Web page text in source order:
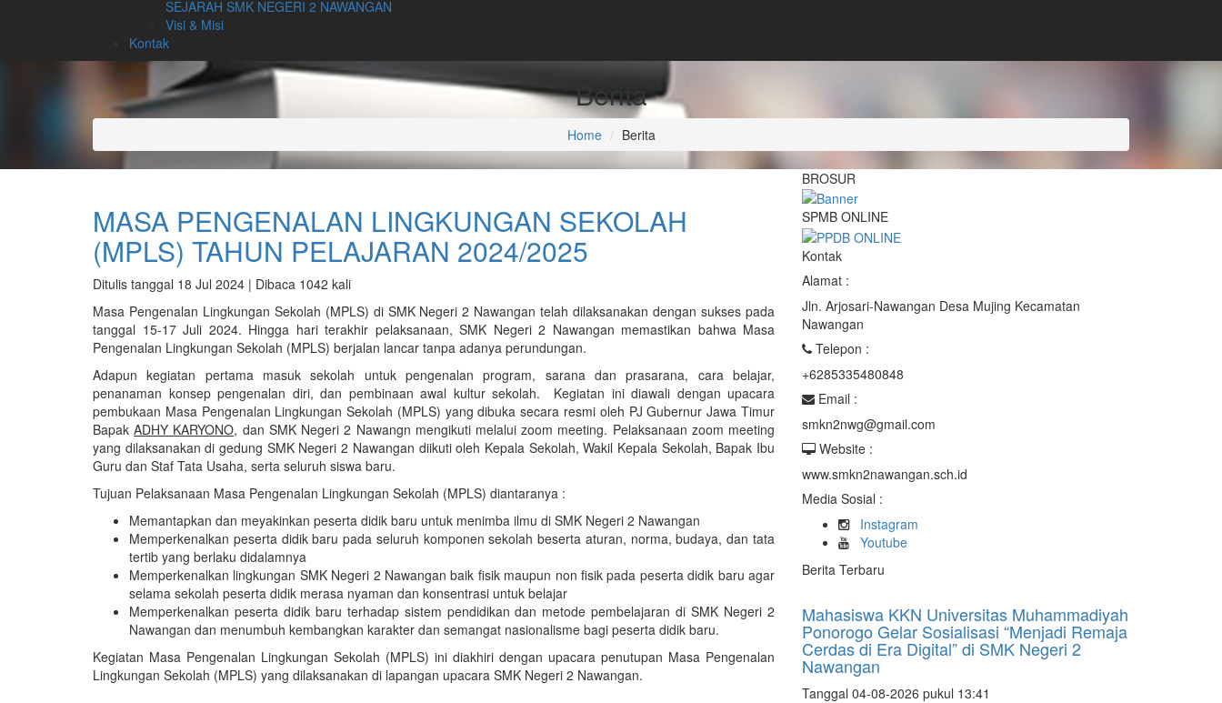
SEJARAH SMK NEGERI 2 NAWANGAN
Visi & Misi
Kontak
Berita
Home Berita
MASA PENGENALAN LINGKUNGAN SEKOLAH
(MPLS) TAHUN PELAJARAN 2024/2025
Ditulis tanggal 18 Jul 2024 | Dibaca 1042 kali
Masa Pengenalan Lingkungan Sekolah (MPLS) di SMK Negeri 2 Nawangan telah dilaksanakan dengan sukses pada
tanggal 15-17 Juli 2024. Hingga hari terakhir pelaksanaan, SMK Negeri 2 Nawangan memastikan bahwa Masa
Pengenalan Lingkungan Sekolah (MPLS) berjalan lancar tanpa adanya perundungan.
Adapun kegiatan pertama masuk sekolah untuk pengenalan program, sarana dan prasarana, cara belajar,
penanaman konsep pengenalan diri, dan pembinaan awal kultur sekolah. Kegiatan ini diawali dengan upacara
pembukaan Masa Pengenalan Lingkungan Sekolah (MPLS) yang dibuka secara resmi oleh PJ Gubernur Jawa Timur
BapakADHY KARYONO, dan SMK Negeri 2 Nawangn mengikuti melalui zoom meeting. Pelaksanaan zoom meeting
yang dilaksanakan di gedung SMK Negeri 2 Nawangan diikuti oleh Kepala Sekolah, Wakil Kepala Sekolah, Bapak Ibu
Guru dan Staf Tata Usaha, serta seluruh siswa baru.
Tujuan Pelaksanaan Masa Pengenalan Lingkungan Sekolah (MPLS) diantaranya :
Memantapkan dan meyakinkan peserta didik baru untuk menimba ilmu di SMK Negeri 2 Nawangan
Memperkenalkan peserta didik baru pada seluruh komponen sekolah beserta aturan, norma, budaya, dan tata
tertib yang berlaku didalamnya
Memperkenalkan lingkungan SMK Negeri 2 Nawangan baik fisik maupun non fisik pada peserta didik baru agar
selama sekolah peserta didik merasa nyaman dan konsentrasi untuk belajar
Memperkenalkan peserta didik baru terhadap sistem pendidikan dan metode pembelajaran di SMK Negeri 2
Nawangan dan menumbuh kembangkan karakter dan semangat nasionalisme bagi peserta didik baru.
Kegiatan Masa Pengenalan Lingkungan Sekolah (MPLS) ini diakhiri dengan upacara penutupan Masa Pengenalan
Lingkungan Sekolah (MPLS) yang dilaksanakan di lapangan upacara SMK Negeri 2 Nawangan.
BROSUR
SPMB ONLINE
Kontak
Alamat :
Jln. Arjosari-Nawangan Desa Mujing Kecamatan
Nawangan
Telepon :
+6285335480848
Email :
smkn2nwg@gmail.com
Website :
www.smkn2nawangan.sch.id
Media Sosial :
Instagram
Youtube
Berita Terbaru
Mahasiswa KKN Universitas Muhammadiyah
Ponorogo Gelar Sosialisasi “Menjadi Remaja
Cerdas di Era Digital” di SMK Negeri 2
Nawangan
Tanggal 04-08-2026 pukul 13:41